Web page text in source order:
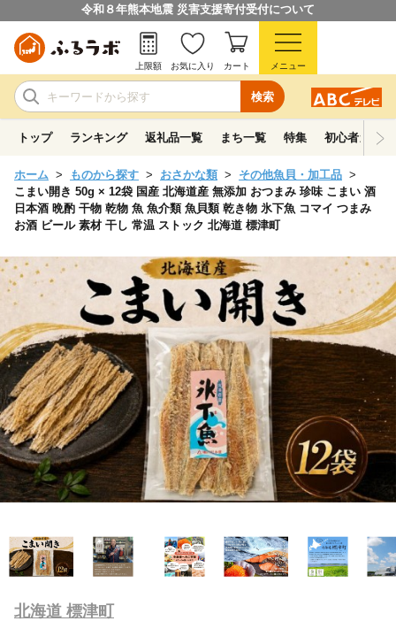
令和８年熊本地震 災害支援寄付受付について
検索
上限額 お気に入り カート メニュー
トップ ランキング 返礼品一覧 まち一覧 特集 初心者ガイド
ホーム ものから探す おさかな類
その他魚貝・加工品
こまい開き 50g × 12袋 国産 北海道産 無添加 おつまみ 珍味 こまい 酒
日本酒 晩酌 干物 乾物 魚 魚介類 魚貝類 乾き物 氷下魚 コマイ つまみ
お酒 ビール 素材 干し 常温 ストック 北海道 標津町
北海道 標津町